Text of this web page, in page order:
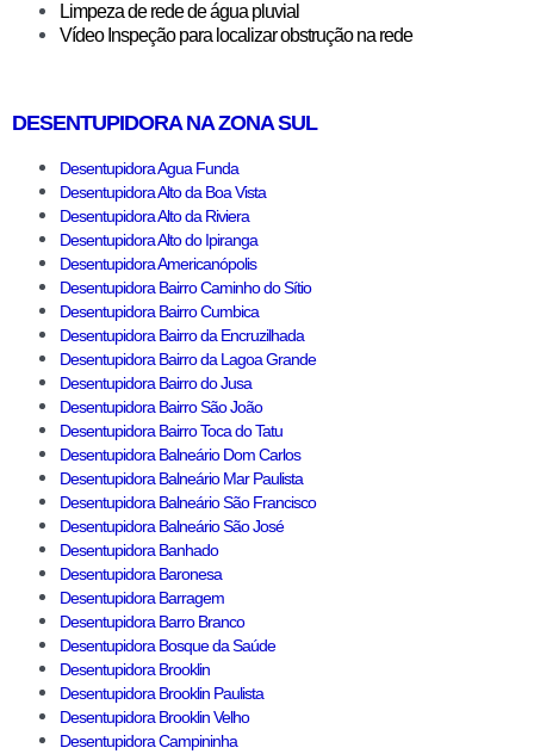
Limpeza de rede de água pluvial
Vídeo Inspeção para localizar obstrução na rede
DESENTUPIDORA NA ZONA SUL
Desentupidora Agua Funda
Desentupidora Alto da Boa Vista
Desentupidora Alto da Riviera
Desentupidora Alto do Ipiranga
Desentupidora Americanópolis
Desentupidora Bairro Caminho do Sítio
Desentupidora Bairro Cumbica
Desentupidora Bairro da Encruzilhada
Desentupidora Bairro da Lagoa Grande
Desentupidora Bairro do Jusa
Desentupidora Bairro São João
Desentupidora Bairro Toca do Tatu
Desentupidora Balneário Dom Carlos
Desentupidora Balneário Mar Paulista
Desentupidora Balneário São Francisco
Desentupidora Balneário São José
Desentupidora Banhado
Desentupidora Baronesa
Desentupidora Barragem
Desentupidora Barro Branco
Desentupidora Bosque da Saúde
Desentupidora Brooklin
Desentupidora Brooklin Paulista
Desentupidora Brooklin Velho
Desentupidora Campininha